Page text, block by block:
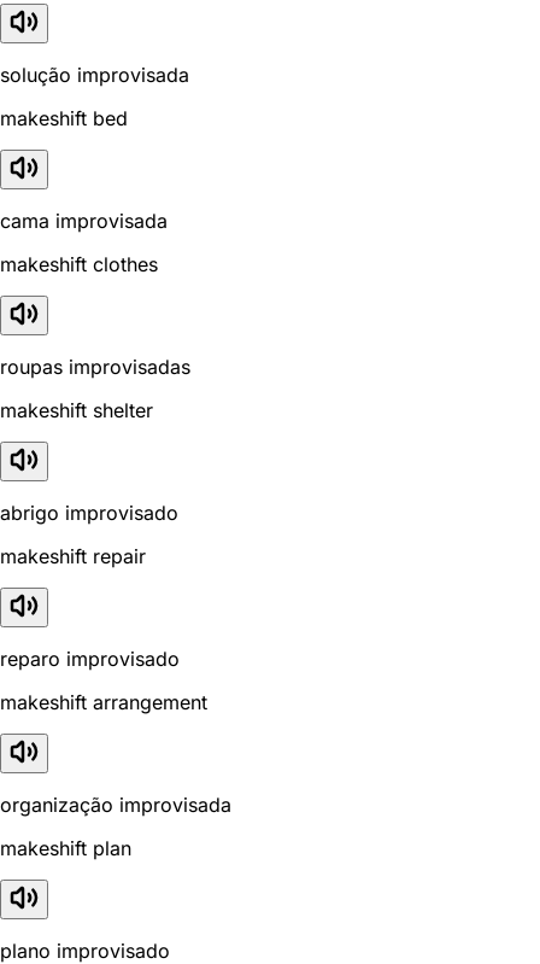
solução improvisada
makeshift bed
cama improvisada
makeshift clothes
roupas improvisadas
makeshift shelter
abrigo improvisado
makeshift repair
reparo improvisado
makeshift arrangement
organização improvisada
makeshift plan
plano improvisado